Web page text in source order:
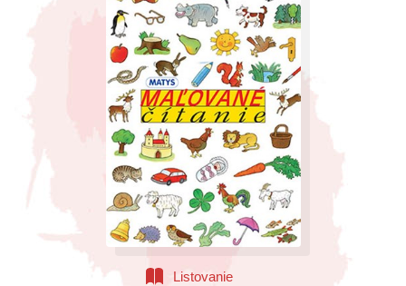
Populárno - náučné pre deti
Výchova a pedagogika
Všetky kategórie
Listovanie